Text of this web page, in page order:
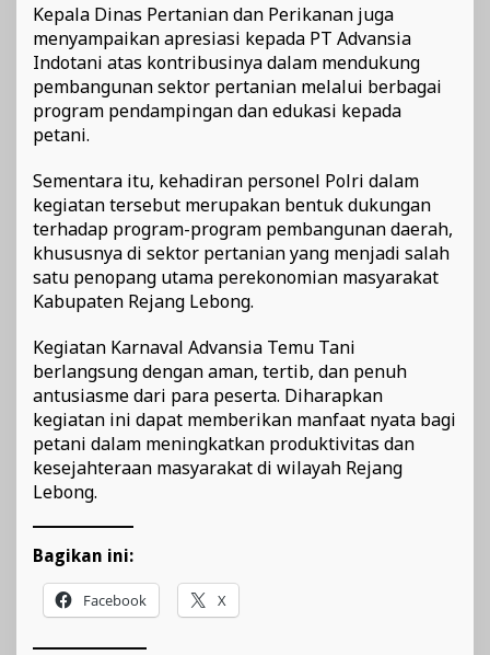
Kepala Dinas Pertanian dan Perikanan juga
menyampaikan apresiasi kepada PT Advansia
Indotani atas kontribusinya dalam mendukung
pembangunan sektor pertanian melalui berbagai
program pendampingan dan edukasi kepada
petani.
Sementara itu, kehadiran personel Polri dalam
kegiatan tersebut merupakan bentuk dukungan
terhadap program-program pembangunan daerah,
khususnya di sektor pertanian yang menjadi salah
satu penopang utama perekonomian masyarakat
Kabupaten Rejang Lebong.
Kegiatan Karnaval Advansia Temu Tani
berlangsung dengan aman, tertib, dan penuh
antusiasme dari para peserta. Diharapkan
kegiatan ini dapat memberikan manfaat nyata bagi
petani dalam meningkatkan produktivitas dan
kesejahteraan masyarakat di wilayah Rejang
Lebong.
Bagikan ini:
Facebook X